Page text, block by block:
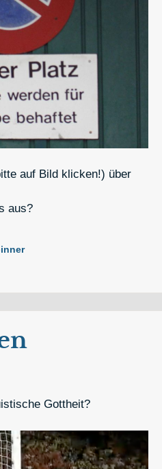
auf Bild klicken!) über
aus?
Gottheit?